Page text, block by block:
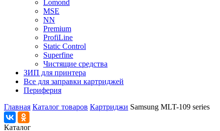
Lomond
MSE
NN
Premium
ProfiLine
Static Control
Superfine
Чистящие средства
ЗИП для принтера
Все для заправки картриджей
Периферия
Главная Каталог товаров Картриджи Samsung MLT-109 series
Каталог